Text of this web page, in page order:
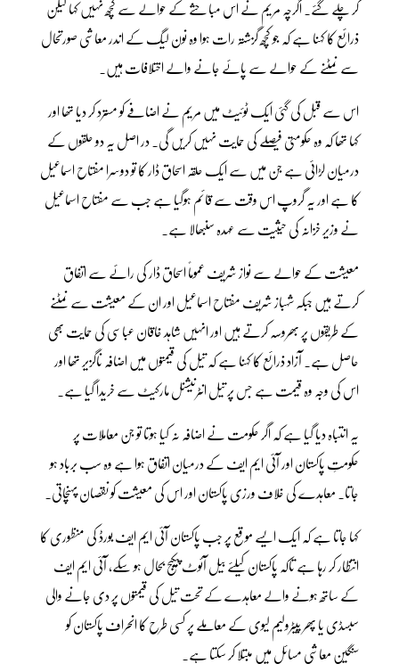
کر چلے گئے۔ اگرچہ مریم نے اس مباحثے کے حوالے سے کچھ نہیں کہا لیکن
ذرائع کا کہنا ہے کہ جو کچھ گزشتہ رات ہوا وہ نون لیگ کے اندر معاشی صورتحال
سے نمٹنے کے حوالے سے پائے جانے والے اختلافات ہیں۔
اس سے قبل کی گئی ایک ٹوئیٹ میں مریم نے اضافے کو مسترد کر دیا تھا اور
کہا تھا کہ وہ حکومتی فیصلے کی حمایت نہیں کریں گی۔ در اصل یہ دو حلقوں کے
درمیان لڑائی ہے جن میں سے ایک حلقہ اسحاق ڈار کا تو دوسرا مفتاح اسماعیل
کا ہے اور یہ گروپ اس وقت سے قائم ہوگیا ہے جب سے مفتاح اسماعیل
نے وزیر خزانہ کی حیثیت سے عہدہ سنبھالا ہے۔
معیشت کے حوالے سے نواز شریف عموماً اسحاق ڈار کی رائے سے اتفاق
کرتے ہیں جبکہ شہباز شریف مفتاح اسماعیل اور ان کے معیشت سے نمٹنے
کے طریقوں پر بھروسہ کرتے ہیں اور انہیں شاہد خاقان عباسی کی حمایت بھی
حاصل ہے۔ آزاد ذرائع کا کہنا ہے کہ تیل کی قیمتوں میں اضافہ ناگزیر تھا اور
اس کی وجہ وہ قیمت ہے جس پر تیل انٹرنیشنل مارکیٹ سے خریدا گیا ہے۔
یہ انتباہ دیا گیا ہے کہ اگر حکومت نے اضافہ نہ کیا ہوتا تو جن معاملات پر
حکومتِ پاکستان اور آئی ایم ایف کے درمیان اتفاق ہوا ہے وہ سب برباد ہو
جاتا۔ معاہدے کی خلاف ورزی پاکستان اور اس کی معیشت کو نقصان پہنچاتی۔
کہا جاتا ہے کہ ایک ایسے موقع پر جب پاکستان آئی ایم ایف بورڈ کی منظوری کا
انتظار کر رہا ہے تاکہ پاکستان کیلئے بیل آئوٹ پیکیج بحال ہو سکے، آئی ایم ایف
کے ساتھ ہونے والے معاہدے کے تحت تیل کی قیمتوں پر دی جانے والی
سبسڈی یا پھر پیٹرولیم لیوی کے معاملے پر کسی طرح کا انحراف پاکستان کو
سنگین معاشی مسائل میں مبتلا کر سکتا ہے۔